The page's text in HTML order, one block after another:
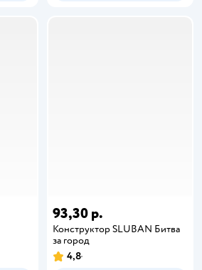
93,30 р.
Конструктор SLUBAN Битва
за город
4,8